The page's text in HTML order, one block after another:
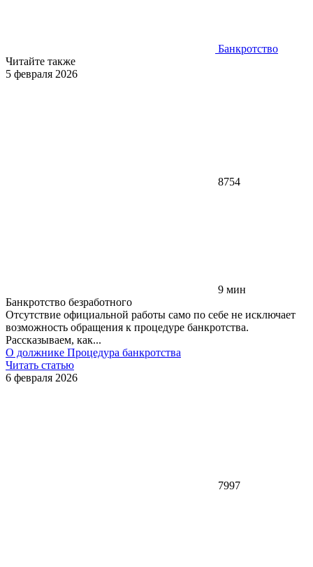
Банкротство
Читайте также
5 февраля 2026
8754
9 мин
Банкротство безработного
Отсутствие официальной работы само по себе не исключает
возможность обращения к процедуре банкротства.
Рассказываем, как...
О должнике Процедура банкротства
Читать статью
6 февраля 2026
7997